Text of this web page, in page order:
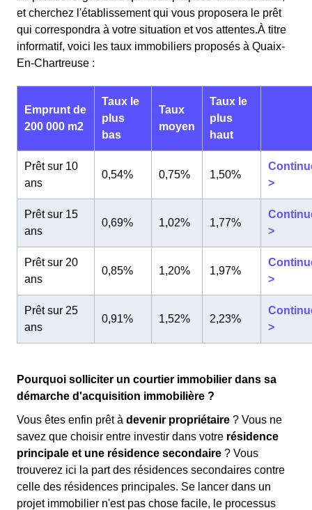
et cherchez l'établissement qui vous proposera le prêt
qui correspondra à votre situation et vos attentes.À titre
informatif, voici les taux immobiliers proposés à Quaix-
En-Chartreuse :
Emprunt de
200 000 m2
Taux le
plus
bas
Taux
moyen
Taux le
plus
haut
Prêt sur 10
ans
0,54% 0,75% 1,50%
>
Prêt sur 15
ans
0,69% 1,02% 1,77%
>
Prêt sur 20
ans
0,85% 1,20% 1,97%
>
Prêt sur 25
ans
0,91% 1,52% 2,23%
>
Pourquoi solliciter un courtier immobilier dans sa
démarche d'acquisition immobilière ?
Vous êtes enfin prêt à devenir propriétaire ? Vous ne
savez que choisir entre investir dans votre résidence
principale et une résidence secondaire ? Vous
trouverez ici la part des résidences secondaires contre
celle des résidences principales. Se lancer dans un
projet immobilier n'est pas chose facile, le processus